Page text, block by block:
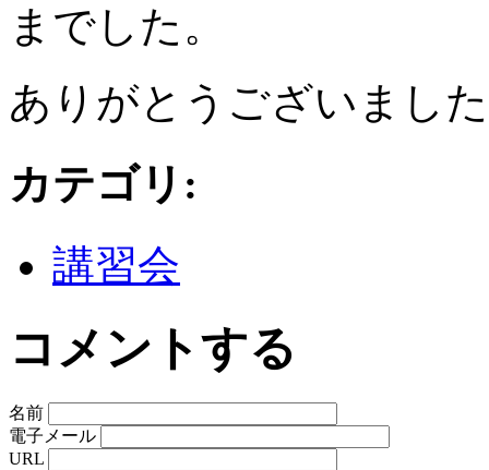
までした。
ありがとうございまし
カテゴリ :
講習会
コメントする
名前
電子メール
URL